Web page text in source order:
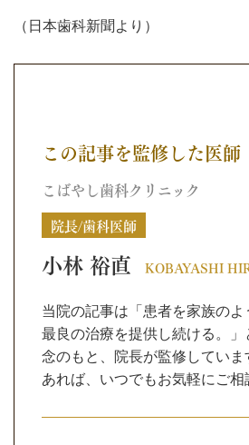
（日本歯科新聞より）
この記事を監修した医師
こばやし歯科クリニック
院長/歯科医師
小林 裕直 KOBAYASHI
当院の記事は「患者を家族の
最良の治療を提供し続ける。
念のもと、院長が監修してい
あれば、いつでもお気軽にご相